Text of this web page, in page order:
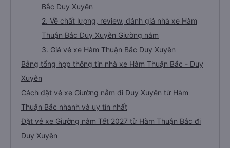
Bắc Duy Xuyên
2. Về chất lượng, review, đánh giá nhà xe Hàm
Thuận Bắc Duy Xuyên Giường nằm
3. Giá vé xe Hàm Thuận Bắc Duy Xuyên
Bảng tổng hợp thông tin nhà xe Hàm Thuận Bắc - Duy
Xuyên
Cách đặt vé xe Giường nằm đi Duy Xuyên từ Hàm
Thuận Bắc nhanh và uy tín nhất
Đặt vé xe Giường nằm Tết 2027 từ Hàm Thuận Bắc đi
Duy Xuyên